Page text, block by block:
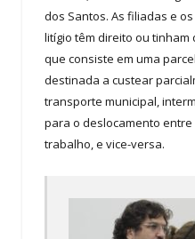
dos Santos. As filiadas e
litígio têm direito ou
que consiste em uma
destinada a custear
transporte municipal,
para o deslocamento
trabalho, e vice-versa.